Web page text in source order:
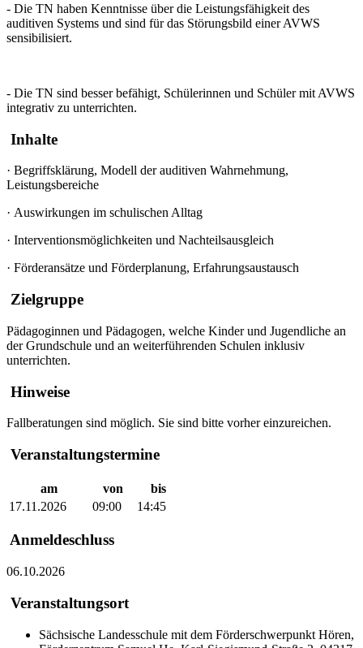
- Die TN haben Kenntnisse über die Leistungsfähigkeit des
auditiven Systems und sind für das Störungsbild einer AVWS
sensibilisiert.
- Die TN sind besser befähigt, Schülerinnen und Schüler mit AVWS
integrativ zu unterrichten.
Inhalte
· Begriffsklärung, Modell der auditiven Wahrnehmung,
Leistungsbereiche
· Auswirkungen im schulischen Alltag
· Interventionsmöglichkeiten und Nachteilsausgleich
· Förderansätze und Förderplanung, Erfahrungsaustausch
Zielgruppe
Pädagoginnen und Pädagogen, welche Kinder und Jugendliche an
der Grundschule und an weiterführenden Schulen inklusiv
unterrichten.
Hinweise
Fallberatungen sind möglich. Sie sind bitte vorher einzureichen.
Veranstaltungstermine
am von
bis
17.11.2026
09:00 14:45
Anmeldeschluss
06.10.2026
Veranstaltungsort
Sächsische Landesschule mit dem Förderschwerpunkt Hören,